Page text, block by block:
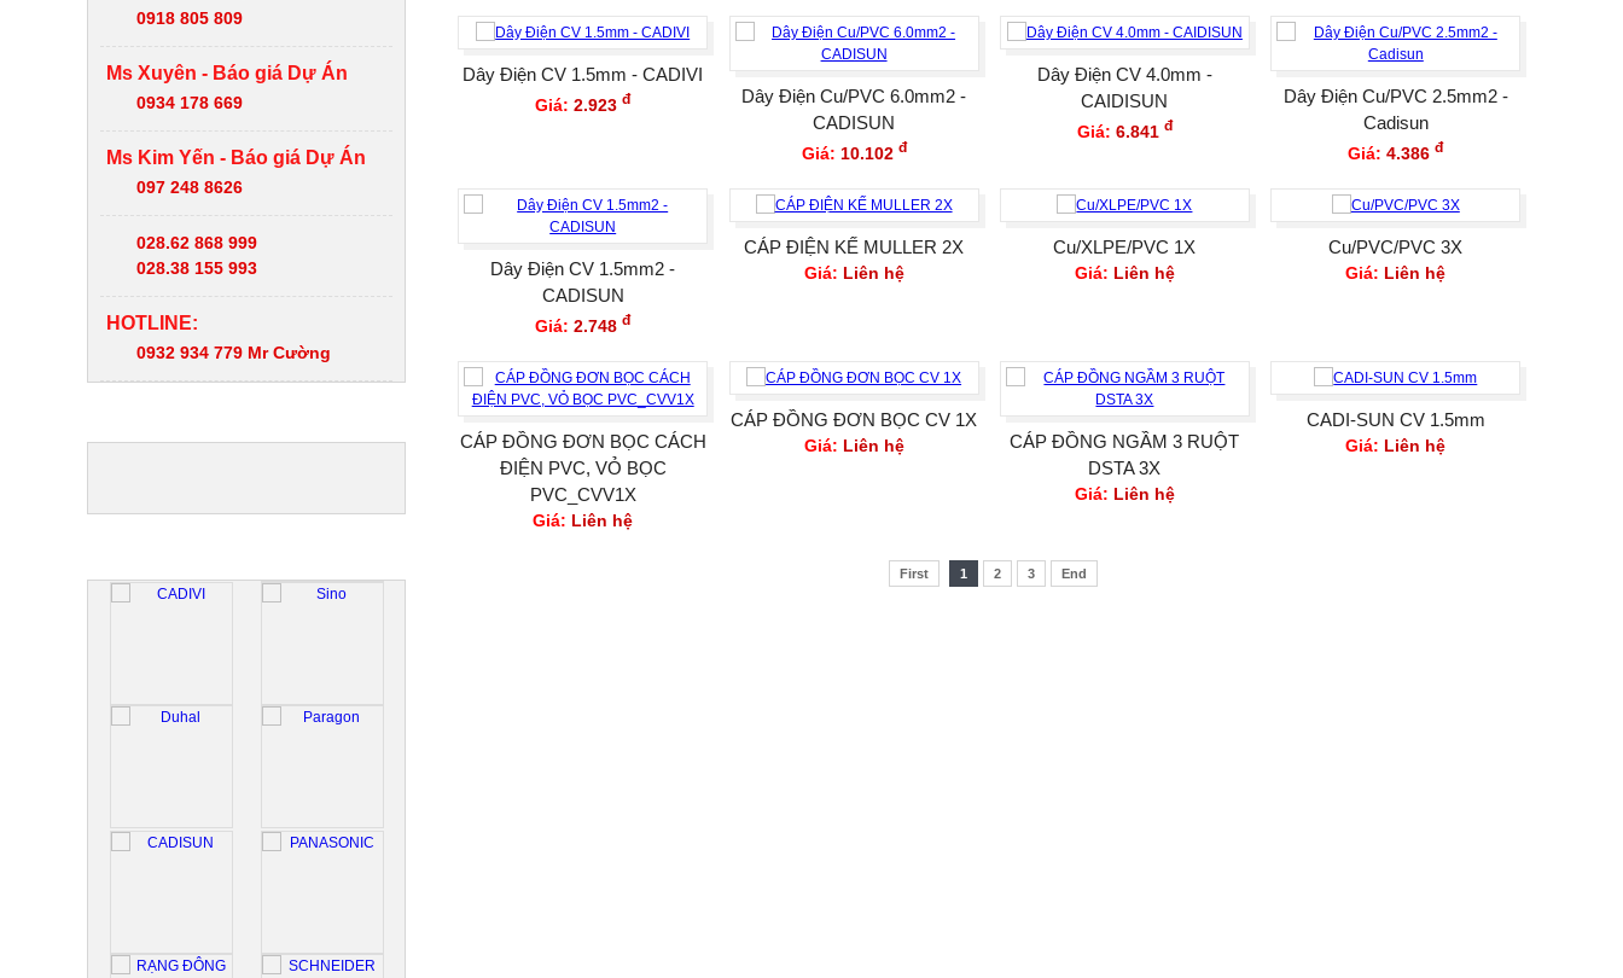
Dây Điện CV 1.5mm - CADIVI
Giá:2.923đ
Dây Điện Cu/PVC 6.0mm2 -
CADISUN
Giá: 10.102 đ
Dây Điện CV 4.0mm -
CAIDISUN
Giá: 6.841 đ
Dây Điện Cu/PVC 2.5mm2 -
Cadisun
Giá:4.386đ
Dây Điện CV 1.5mm2 -
CADISUN
Giá:2.748đ
CÁP ĐIỆN KẾ MULLER 2X
Giá: Liên hệ
Cu/XLPE/PVC 1X
Giá: Liên hệ
Cu/PVC/PVC 3X
Giá: Liên hệ
CÁP ĐỒNG ĐƠN BỌC CÁCH
ĐIỆN PVC, VỎ BỌC
PVC_CVV1X
Giá: Liên hệ
CÁP ĐỒNG ĐƠN BỌC CV 1X
Giá: Liên hệ
CÁP ĐỒNG NGẦM 3 RUỘT
DSTA 3X
Giá: Liên hệ
CADI-SUN CV 1.5mm
Giá: Liên hệ
First 1 2 3 End
0918 805 809
Ms Xuyên - Báo giá Dự Án
0934 178 669
Ms Kim Yến - Báo giá Dự Án
097 248 8626
028.62 868 999
028.38 155 993
HOTLINE:
0932 934 779 Mr Cường